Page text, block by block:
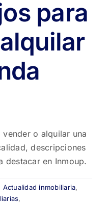
para
o alquilar una
descripciones
destacar en Inmoup.
Actualidad inmobiliaria,
,